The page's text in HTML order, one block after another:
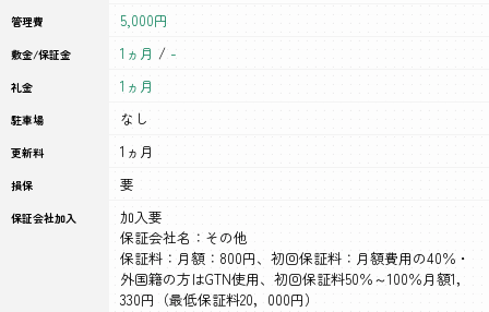
管理費 5,000円
敷金/保証金 1ヵ月 / -
礼金 1ヵ月
駐車場 なし
更新料 1ヵ月
損保 要
保証会社加入
加入要
保証会社名：その他
保証料：月額：800円、初回保証料：月額費用の40％・
外国籍の方はGTN使用、初回保証料50％～100％月額1，
330円（最低保証料20，000円）